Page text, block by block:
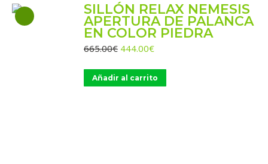
SILLÓN RELAX NEMESIS
APERTURA DE PALANCA
EN COLOR PIEDRA
665.00€ El
original
era:
444.00€El
actual
es:
Añadir al carrito